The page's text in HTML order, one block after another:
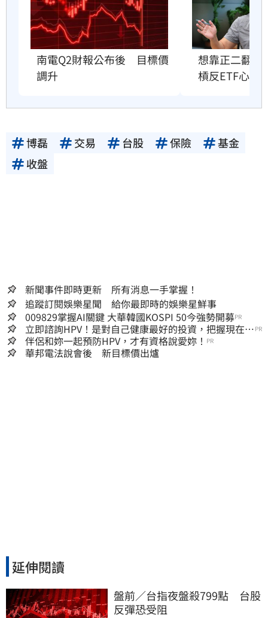
南電Q2財報公布後　目標價
調升
想靠正二翻本
槓反ETF心法
博磊 交易 台股 保險
基金
收盤
新聞事件即時更新 所有消息一手掌握！
追蹤訂閱娛樂星聞 給你最即時的娛樂星鮮事
009829掌握AI關鍵 大華韓國KOSPI 50今強勢開募PR
立即諮詢HPV！是對自己健康最好的投資，把握現在不
嫌晚！
PR
伴侶和妳一起預防HPV，才有資格說愛妳！ PR
華邦電法說會後 新目標價出爐
延伸閱讀
盤前／台指夜盤殺799點　台股
反彈恐受阻